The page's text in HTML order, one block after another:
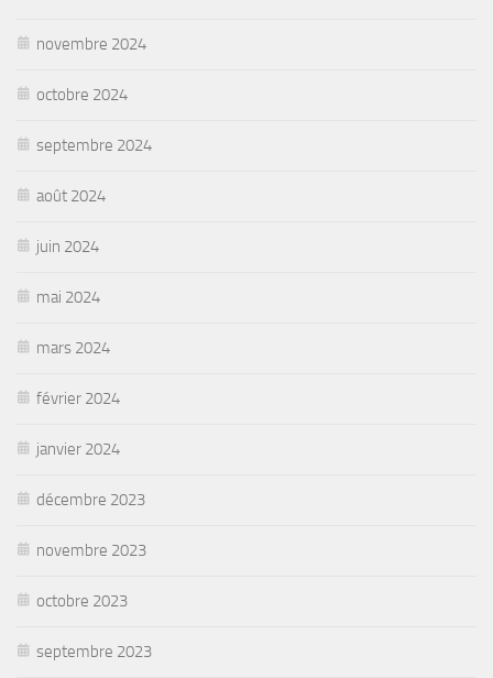
novembre 2024
octobre 2024
septembre 2024
août 2024
juin 2024
mai 2024
mars 2024
février 2024
janvier 2024
décembre 2023
novembre 2023
octobre 2023
septembre 2023